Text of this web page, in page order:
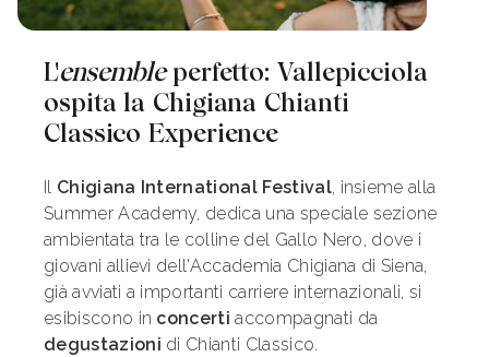
L'ensembleperfetto: Vallepicciola
ospita la Chigiana Chianti
Classico Experience
Il Chigiana International Festival, insieme alla
Summer Academy, dedica una speciale sezione
ambientata tra le colline del Gallo Nero, dove i
giovani allievi dell'Accademia Chigiana di Siena,
già avviati a importanti carriere internazionali, si
esibiscono in concerti accompagnati da
degustazioni di Chianti Classico.